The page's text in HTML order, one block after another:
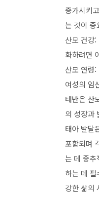
증가시키
는 것이 중
산모 건강
화하려면
산모 연령
여성의 임
태반은 산
의 성장과
태아 발달
포함되며
는 데 중추
하는 데
강한 삶의